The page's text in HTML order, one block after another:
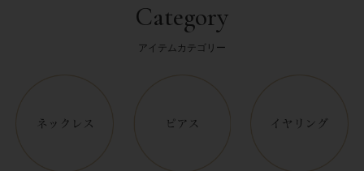
Category
アイテムカテゴリー